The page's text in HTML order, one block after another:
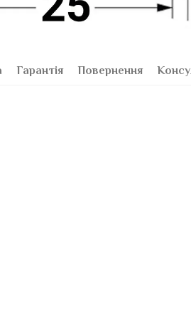
Гарантія Повернення